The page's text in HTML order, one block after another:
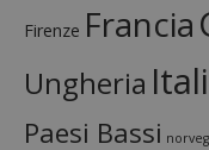
Firenze Francia
Ungheria
Paesi Bassi